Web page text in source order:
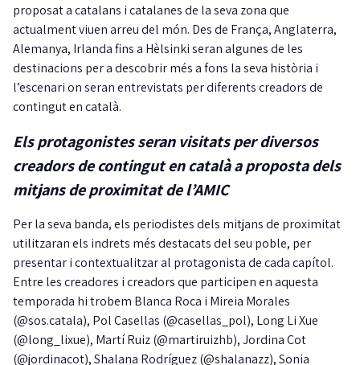
proposat a catalans i catalanes de la seva zona que
actualment viuen arreu del món. Des de França, Anglaterra,
Alemanya, Irlanda fins a Hèlsinki seran algunes de les
destinacions per a descobrir més a fons la seva història i
l’escenari on seran entrevistats per diferents creadors de
contingut en català.
Els protagonistes seran visitats per diversos
creadors de contingut en català a proposta dels
mitjans de proximitat de l’AMIC
Per la seva banda, els periodistes dels mitjans de proximitat
utilitzaran els indrets més destacats del seu poble, per
presentar i contextualitzar al protagonista de cada capítol.
Entre les creadores i creadors que participen en aquesta
temporada hi trobem Blanca Roca i Mireia Morales
(@sos.catala), Pol Casellas (@casellas_pol), Long Li Xue
(@long_lixue), Martí Ruiz (@martiruizhb), Jordina Cot
(@jordinacot), Shalana Rodríguez (@shalanazz), Sonia